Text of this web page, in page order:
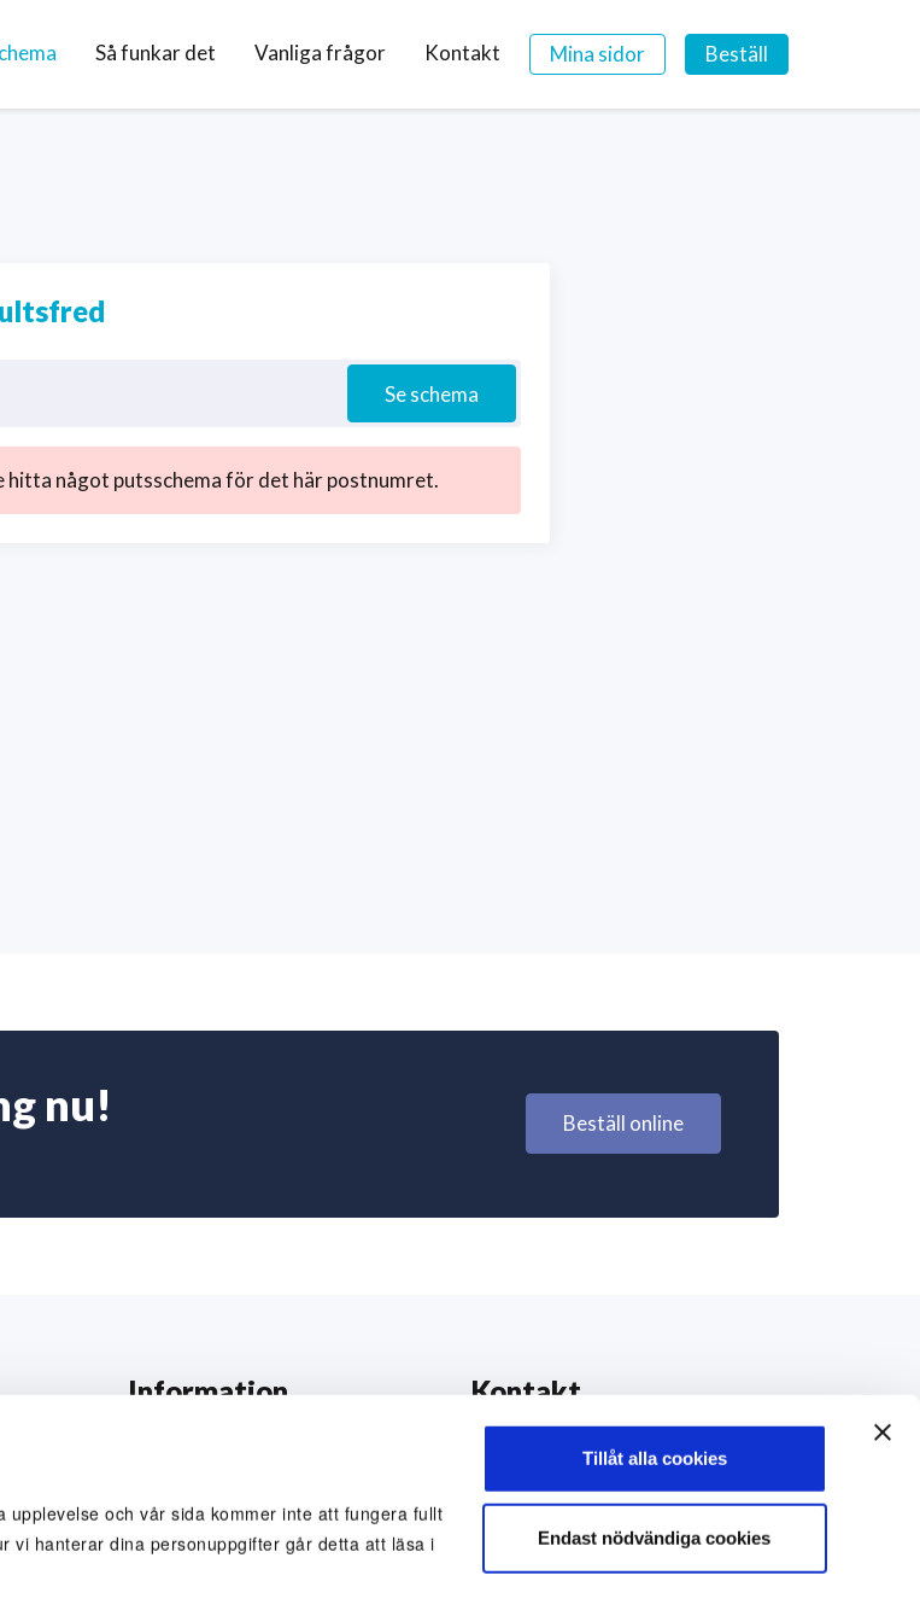
och vår sida kommer inte att fungera fullt
vi hanterar dina personuppgifter går detta att läsa i
Tillåt alla cookies
Endast nödvändiga cookies
Så funkar det Vanliga frågor Kontakt Mina sidor Beställ
Se schema
hitta något putsschema för det här postnumret.
nu!
Beställ online
Information
Reklamation och skada
Kontakt
kundtjanst@eriksfonsterputs.se